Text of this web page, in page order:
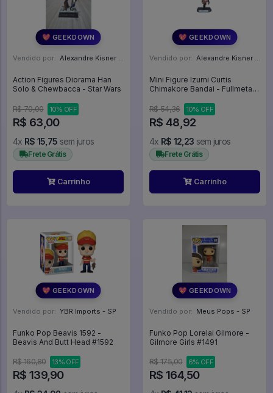
💖 GEEKDOWN
Vendido por: Alexandre Kisner - PR
Action Figures Diorama Han
Solo & Chewbacca - Star Wars
R$ 70,00 10% OFF
R$ 63,00
4x R$ 15,75 sem juros
Frete Grátis
Carrinho
💖 GEEKDOWN
Vendido por: Alexandre Kisner - PR
Mini Figure Izumi Curtis
Chimakore Bandai - Fullmetal
R$ 54,36
10% OFF
R$ 48,92
4x R$ 12,23 sem juros
Frete Grátis
Carrinho
💖 GEEKDOWN
Vendido por: YBR Imports - SP
Funko Pop Beavis 1592 -
Beavis And Butt Head #1592
R$ 160,80 13% OFF
R$ 139,90
💖 GEEKDOWN
Vendido por: Meus Pops - SP
Funko Pop Lorelai Gilmore -
Gilmore Girls #1491
R$ 175,00 6% OFF
R$ 164,50